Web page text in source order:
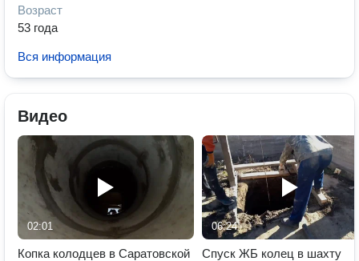
Возраст
53 года
Вся информация
Видео
02:01
Копка колодцев в Саратовской
06:24
Спуск ЖБ колец в шахту